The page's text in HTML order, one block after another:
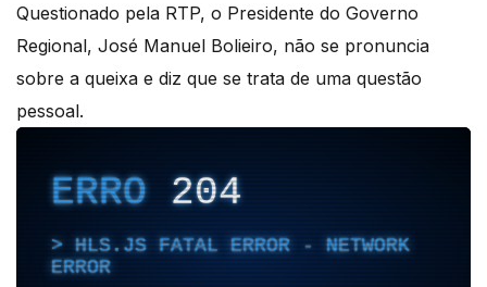
Questionado pela RTP, o Presidente do Governo
Regional, José Manuel Bolieiro, não se pronuncia
sobre a queixa e diz que se trata de uma questão
pessoal.